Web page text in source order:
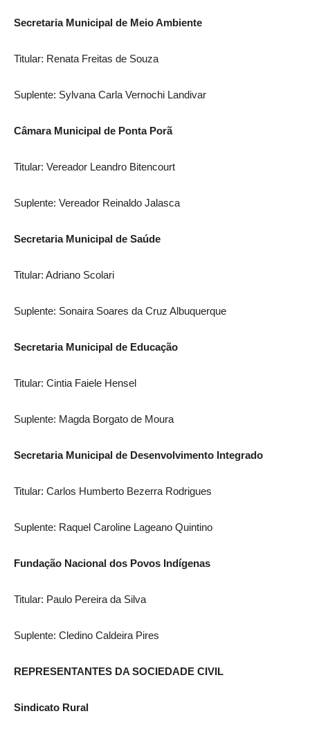
Secretaria Municipal de Meio Ambiente
Titular: Renata Freitas de Souza
Suplente: Sylvana Carla Vernochi Landivar
Câmara Municipal de Ponta Porã
Titular: Vereador Leandro Bitencourt
Suplente: Vereador Reinaldo Jalasca
Secretaria Municipal de Saúde
Titular: Adriano Scolari
Suplente: Sonaira Soares da Cruz Albuquerque
Secretaria Municipal de Educação
Titular: Cintia Faiele Hensel
Suplente: Magda Borgato de Moura
Secretaria Municipal de Desenvolvimento Integrado
Titular: Carlos Humberto Bezerra Rodrigues
Suplente: Raquel Caroline Lageano Quintino
Fundação Nacional dos Povos Indígenas
Titular: Paulo Pereira da Silva
Suplente: Cledino Caldeira Pires
REPRESENTANTES DA SOCIEDADE CIVIL
Sindicato Rural